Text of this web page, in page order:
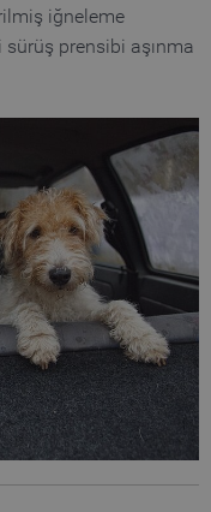
iğneleme
prensibi aşınma